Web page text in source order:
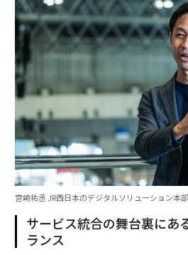
宮崎祐丞 JR西日本のデジタルソリューション本
サービス統合の舞台裏にあ
ランス